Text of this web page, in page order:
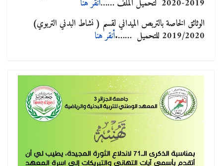
2019-2020 لتحميل الملف ……
أنقر هنا
الوثائق الخاصة بالتربص الميداني لقسم ( نشاط البدني التربوي)
2019/2020 للتحميل …….
أنقر هنا